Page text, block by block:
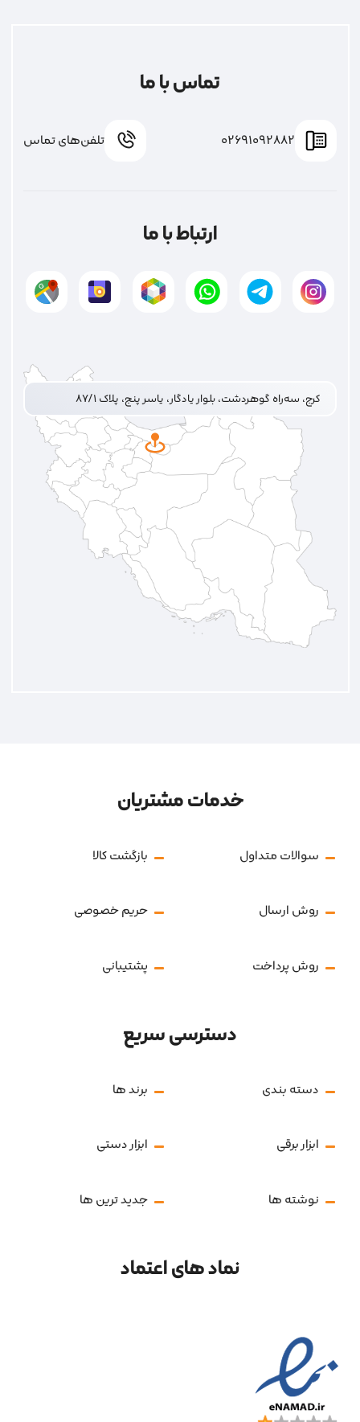
تماس با ما
02691092882 تلفن‌های تماس
ارتباط با ما
کرج، سه‌راه گوهردشت، بلوار یادگار، یاسر پنج، پلاک ۸۷/۱
خدمات مشتریان
سوالات متداول بازگشت کالا
روش ارسال حریم خصوصی
روش پرداخت پشتیبانی
دسترسی سریع
دسته بندی برند ها
ابزار برقی ابزار دستی
نوشته ها جدید ترین ها
نماد های اعتماد